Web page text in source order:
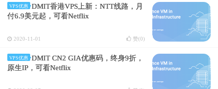
VPS优惠
DMIT香港VPS上新：NTT线路，月
付6.9美元起，可看Netflix
2020-11-01 赞(0)
VPS优惠
DMIT CN2 GIA优惠码，终身9折，
原生IP，可看Netflix